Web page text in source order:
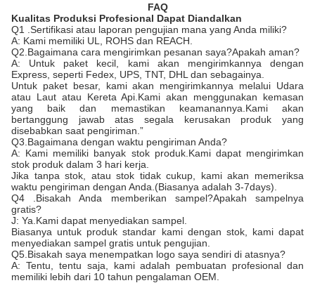
FAQ
Kualitas Produksi Profesional Dapat Diandalkan
Q1 .Sertifikasi atau laporan pengujian mana yang Anda miliki?
A: Kami memiliki UL, ROHS dan REACH.
Q2.Bagaimana cara mengirimkan pesanan saya?Apakah aman?
A: Untuk paket kecil, kami akan mengirimkannya dengan
Express, seperti Fedex, UPS, TNT, DHL dan sebagainya.
Untuk paket besar, kami akan mengirimkannya melalui Udara
atau Laut atau Kereta Api.Kami akan menggunakan kemasan
yang baik dan memastikan keamanannya.Kami akan
bertanggung jawab atas segala kerusakan produk yang
disebabkan saat pengiriman.”
Q3.Bagaimana dengan waktu pengiriman Anda?
A: Kami memiliki banyak stok produk.Kami dapat mengirimkan
stok produk dalam 3 hari kerja.
Jika tanpa stok, atau stok tidak cukup, kami akan memeriksa
waktu pengiriman dengan Anda.(Biasanya adalah 3-7days).
Q4 .Bisakah Anda memberikan sampel?Apakah sampelnya
gratis?
J: Ya.Kami dapat menyediakan sampel.
Biasanya untuk produk standar kami dengan stok, kami dapat
menyediakan sampel gratis untuk pengujian.
Q5.Bisakah saya menempatkan logo saya sendiri di atasnya?
A: Tentu, tentu saja, kami adalah pembuatan profesional dan
memiliki lebih dari 10 tahun pengalaman OEM.